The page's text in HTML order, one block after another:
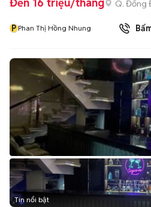
Q. Đống
P Phan Thị Hồng Nhung
Tin nổi bật